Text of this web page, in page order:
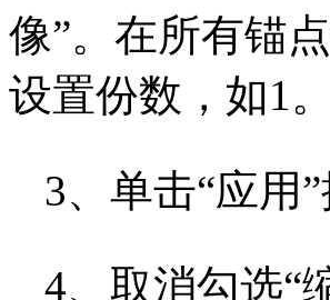
像”。在所有锚
设置份数，如1。
3、单击“应用”
4、取消勾选“